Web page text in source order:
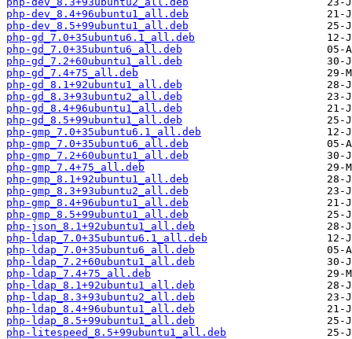
php-dev_8.4+96ubuntu1_all.deb
php-dev_8.5+99ubuntu1_all.deb
php-gd_7.0+35ubuntu6.1_all.deb
php-gd_7.0+35ubuntu6_all.deb
php-gd_7.2+60ubuntu1_all.deb
php-gd_7.4+75_all.deb
php-gd_8.1+92ubuntu1_all.deb
php-gd_8.3+93ubuntu2_all.deb
php-gd_8.4+96ubuntu1_all.deb
php-gd_8.5+99ubuntu1_all.deb
php-gmp_7.0+35ubuntu6.1_all.deb
php-gmp_7.0+35ubuntu6_all.deb
php-gmp_7.2+60ubuntu1_all.deb
php-gmp_7.4+75_all.deb
php-gmp_8.1+92ubuntu1_all.deb
php-gmp_8.3+93ubuntu2_all.deb
php-gmp_8.4+96ubuntu1_all.deb
php-gmp_8.5+99ubuntu1_all.deb
php-json_8.1+92ubuntu1_all.deb
php-ldap_7.0+35ubuntu6.1_all.deb
php-ldap_7.0+35ubuntu6_all.deb
php-ldap_7.2+60ubuntu1_all.deb
php-ldap_7.4+75_all.deb
php-ldap_8.1+92ubuntu1_all.deb
php-ldap_8.3+93ubuntu2_all.deb
php-ldap_8.4+96ubuntu1_all.deb
php-ldap_8.5+99ubuntu1_all.deb
php-litespeed_8.5+99ubuntu1_all.deb